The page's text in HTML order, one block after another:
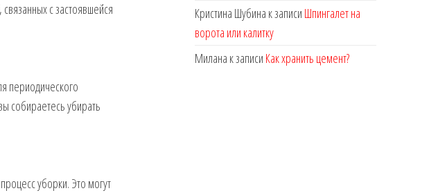
с застоявшейся
периодического
собираетесь убирать
уборки. Это могут
Кристина Шубина к записи Шпингалет на
ворота или калитку
Милана к записи Как хранить цемент?